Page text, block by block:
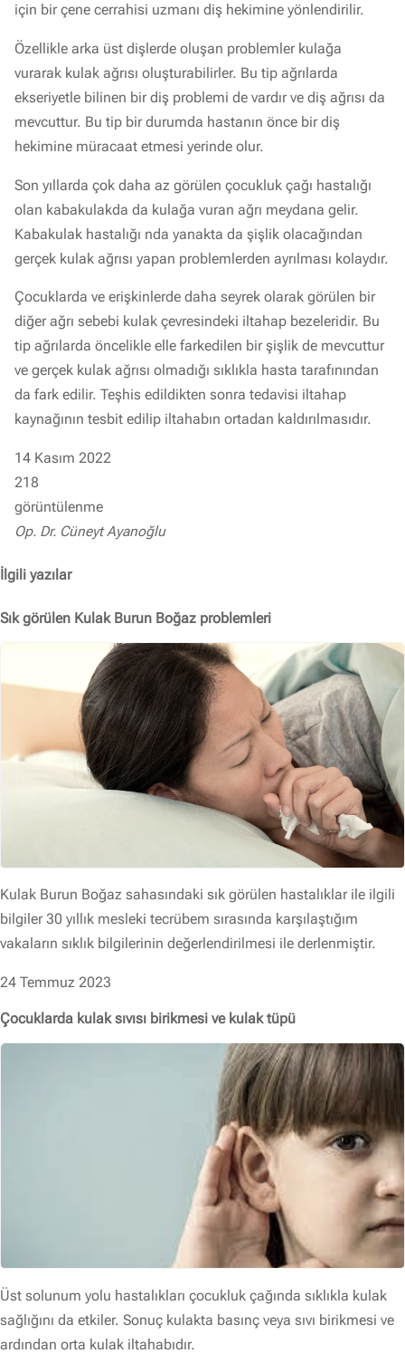
için bir çene cerrahisi uzmanı diş hekimine yönlendirilir.
Özellikle arka üst dişlerde oluşan problemler kulağa
vurarak kulak ağrısı oluşturabilirler. Bu tip ağrılarda
ekseriyetle bilinen bir diş problemi de vardır ve diş ağrısı da
mevcuttur. Bu tip bir durumda hastanın önce bir diş
hekimine müracaat etmesi yerinde olur.
Son yıllarda çok daha az görülen çocukluk çağı hastalığı
olan kabakulakda da kulağa vuran ağrı meydana gelir.
Kabakulak hastalığı nda yanakta da şişlik olacağından
gerçek kulak ağrısı yapan problemlerden ayrılması kolaydır.
Çocuklarda ve erişkinlerde daha seyrek olarak görülen bir
diğer ağrı sebebi kulak çevresindeki iltahap bezeleridir. Bu
tip ağrılarda öncelikle elle farkedilen bir şişlik de mevcuttur
ve gerçek kulak ağrısı olmadığı sıklıkla hasta tarafınından
da fark edilir. Teşhis edildikten sonra tedavisi iltahap
kaynağının tesbit edilip iltahabın ortadan kaldırılmasıdır.
14 Kasım 2022
218
görüntülenme
Op. Dr. Cüneyt Ayanoğlu
İlgili yazılar
Sık görülen Kulak Burun Boğaz problemleri
Kulak Burun Boğaz sahasındaki sık görülen hastalıklar ile ilgili
bilgiler 30 yıllık mesleki tecrübem sırasında karşılaştığım
vakaların sıklık bilgilerinin değerlendirilmesi ile derlenmiştir.
24 Temmuz 2023
Çocuklarda kulak sıvısı birikmesi ve kulak tüpü
Üst solunum yolu hastalıkları çocukluk çağında sıklıkla kulak
sağlığını da etkiler. Sonuç kulakta basınç veya sıvı birikmesi ve
ardından orta kulak iltahabıdır.